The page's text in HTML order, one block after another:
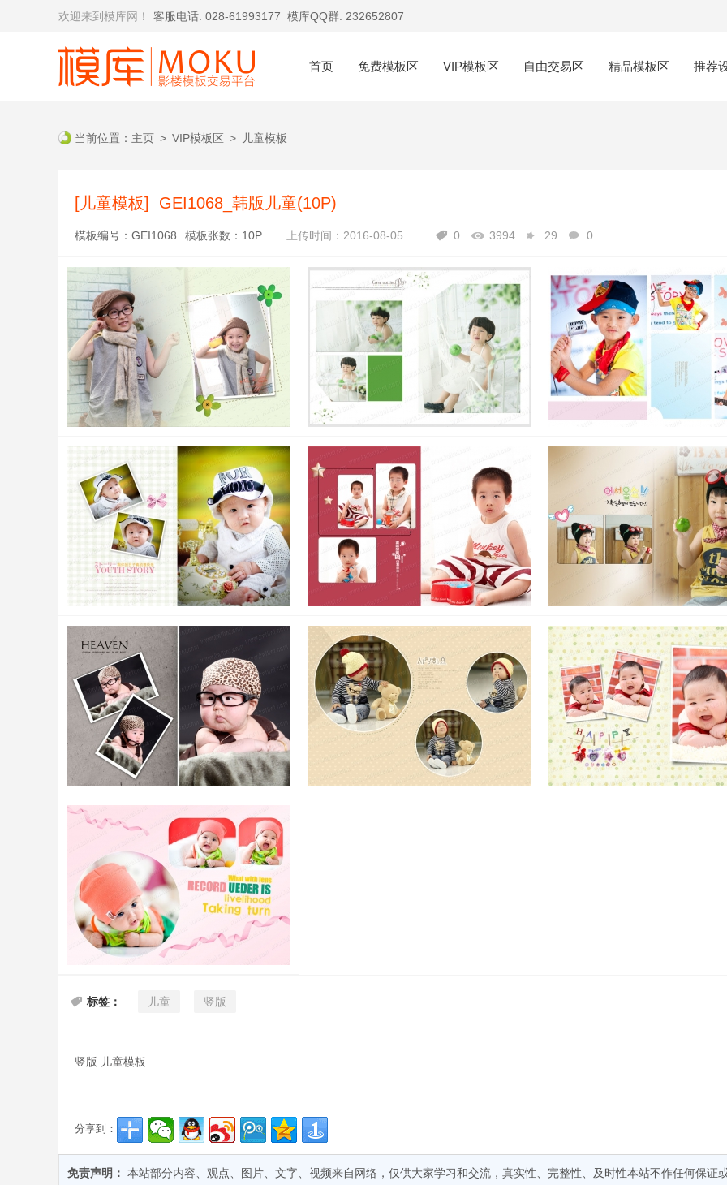
欢迎来到模库网！ 客服电话: 028-61993177 模库QQ群: 232652807
首页 免费模板区 VIP模板区 自由交易区 精品模板区 推荐
当前位置： 主页 > VIP模板区 > 儿童模板
[儿童模板] GEI1068_韩版儿童(10P)
模板编号：GEI1068 模板张数：10P 上传时间：2016-08-05 0 3994 29 0
标签： 儿童 竖版
竖版 儿童模板
分享到：
免责声明： 本站部分内容、观点、图片、文字、视频来自网络，仅供大家学习和交流，真实性、完整性、及时性本站不作任何保证